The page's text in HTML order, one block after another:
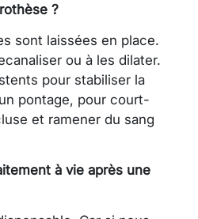
?
sont laissées en place.
ou à les dilater.
pour stabiliser la
pontage, pour court-
et ramener du sang
à vie après une